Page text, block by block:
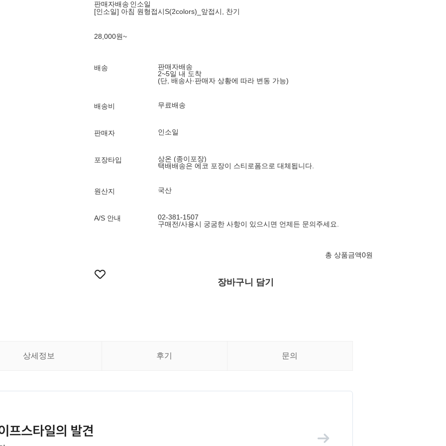
판매자배송 인소일
[인소일] 아침 원형접시S(2colors)_앞접시, 찬기
28,000원~
배송
판매자배송
2~5일 내 도착
(단, 배송사·판매자 상황에 따라 변동 가능)
배송비 무료배송
판매자 인소일
포장타입
상온 (종이포장)
택배배송은 에코 포장이 스티로폼으로 대체됩니다.
원산지 국산
A/S 안내
02-381-1507
구매전/사용시 궁굼한 사항이 있으시면 언제든 문의주세요.
총 상품금액0원
장바구니 담기
상세정보 후기 문의